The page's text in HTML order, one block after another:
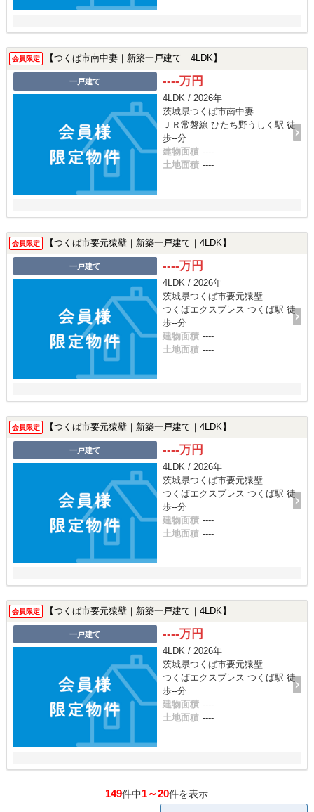
会員限定 【つくば市南中妻｜新築一戸建て｜4LDK】
一戸建て ----万円
4LDK / 2026年
茨城県つくば市南中妻
ＪＲ常磐線 ひたち野うしく駅 徒
歩--分
建物面積 ----
土地面積 ----
会員限定 【つくば市要元猿壁｜新築一戸建て｜4LDK】
一戸建て ----万円
4LDK / 2026年
茨城県つくば市要元猿壁
つくばエクスプレス つくば駅 徒
歩--分
建物面積 ----
土地面積 ----
会員限定 【つくば市要元猿壁｜新築一戸建て｜4LDK】
一戸建て ----万円
4LDK / 2026年
茨城県つくば市要元猿壁
つくばエクスプレス つくば駅 徒
歩--分
建物面積 ----
土地面積 ----
会員限定 【つくば市要元猿壁｜新築一戸建て｜4LDK】
一戸建て ----万円
4LDK / 2026年
茨城県つくば市要元猿壁
つくばエクスプレス つくば駅 徒
歩--分
建物面積 ----
土地面積 ----
149件中1～20件を表示